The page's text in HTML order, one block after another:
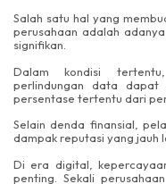
Salah satu hal yang
perusahaan adalah
signifikan.
Dalam kondisi
perlindungan data dapat
persentase tertentu dari
Selain denda finansial,
dampak reputasi yang jauh
Di era digital,
penting. Sekali